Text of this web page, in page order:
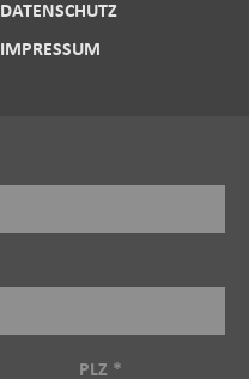
DATENSCHUTZ
IMPRESSUM
PLZ *